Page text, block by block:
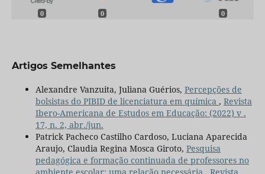
0 0 0
Artigos Semelhantes
Alexandre Vanzuita, Juliana Guérios, Percepções de
bolsistas do PIBID de licenciatura em química , Revista
Ibero-Americana de Estudos em Educação: (2022) v .
17, n. 2, abr./jun.
Patrick Pacheco Castilho Cardoso, Luciana Aparecida
Araujo, Claudia Regina Mosca Giroto, Pesquisa
pedagógica e formação continuada de professores no